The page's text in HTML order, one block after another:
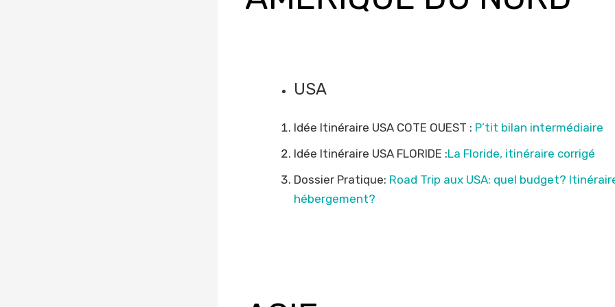
USA
Idée Itinéraire USA COTE OUEST : P’tit bilan intermédiaire
Idée Itinéraire USA FLORIDE :La Floride, itinéraire corrigé
Dossier Pratique: Road Trip aux USA: quel budget?
hébergement?